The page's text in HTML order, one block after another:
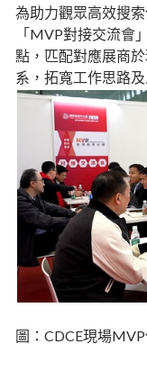
為助力觀眾高效搜
「MVP對接交流會
點，匹配對應展商
系，拓寬工作思路
圖：CDCE現場